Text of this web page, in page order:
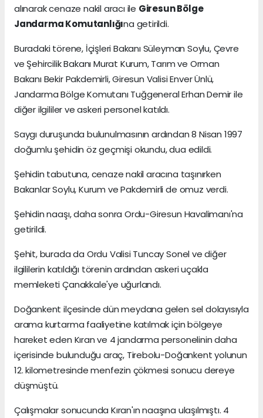
alınarak cenaze nakil aracı ile Giresun Bölge
Jandarma Komutanlığına getirildi.
Buradaki törene, İçişleri Bakanı Süleyman Soylu, Çevre
ve Şehircilik Bakanı Murat Kurum, Tarım ve Orman
Bakanı Bekir Pakdemirli, Giresun Valisi Enver Ünlü,
Jandarma Bölge Komutanı Tuğgeneral Erhan Demir ile
diğer ilgililer ve askeri personel katıldı.
Saygı duruşunda bulunulmasının ardından 8 Nisan 1997
doğumlu şehidin öz geçmişi okundu, dua edildi.
Şehidin tabutuna, cenaze nakil aracına taşınırken
Bakanlar Soylu, Kurum ve Pakdemirli de omuz verdi.
Şehidin naaşı, daha sonra Ordu-Giresun Havalimanı'na
getirildi.
Şehit, burada da Ordu Valisi Tuncay Sonel ve diğer
ilgililerin katıldığı törenin ardından askeri uçakla
memleketi Çanakkale'ye uğurlandı.
Doğankent ilçesinde dün meydana gelen sel dolayısıyla
arama kurtarma faaliyetine katılmak için bölgeye
hareket eden Kıran ve 4 jandarma personelinin daha
içerisinde bulunduğu araç, Tirebolu-Doğankent yolunun
12. kilometresinde menfezin çökmesi sonucu dereye
düşmüştü.
Çalışmalar sonucunda Kıran'ın naaşına ulaşılmıştı. 4